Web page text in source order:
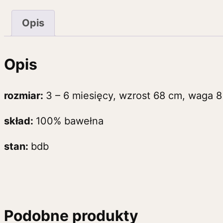
Opis
Opis
rozmiar: 3 – 6 miesięcy, wzrost 68 cm, waga
skład: 100% bawełna
stan: bdb
Podobne produkty